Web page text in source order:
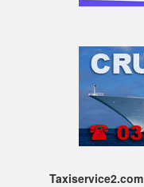
Taxiservice2.com